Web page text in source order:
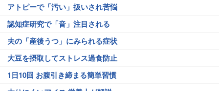
アトピーで「汚い」扱いされ苦悩
認知症研究で「音」注目される
夫の「産後うつ」にみられる症状
大豆を摂取してストレス過食防止
1日10回 お腹引き締まる簡単習慣